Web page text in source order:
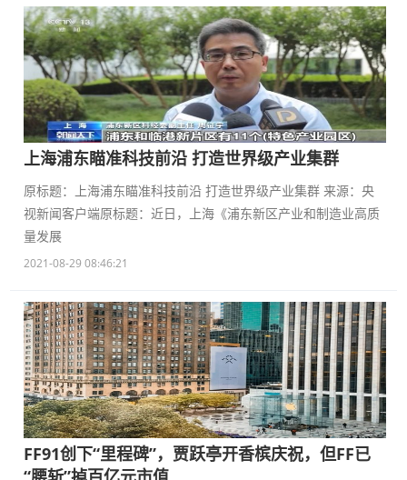
上海浦东瞄准科技前沿 打造世界级产业集群
原标题：上海浦东瞄准科技前沿 打造世界级产业集群 来源：央
视新闻客户端原标题：近日，上海《浦东新区产业和制造业高质
量发展
2021-08-29 08:46:21
FF91创下“里程碑”，贾跃亭开香槟庆祝，但FF已